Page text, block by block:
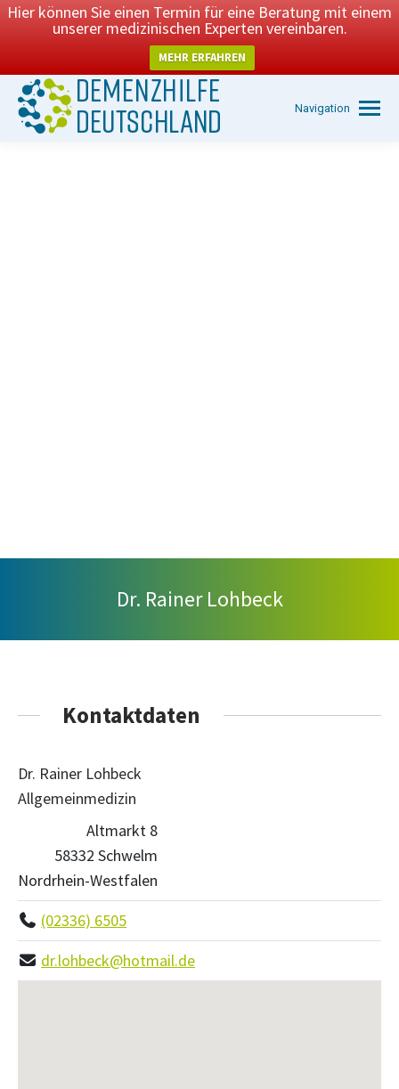
Hier können Sie einen Termin für eine Beratung mit einem
unserer medizinischen Experten vereinbaren.
MEHR ERFAHREN
Navigation
Dr. Rainer Lohbeck
Kontaktdaten
Dr. Rainer Lohbeck
Allgemeinmedizin
Altmarkt 8
58332 Schwelm
Nordrhein-Westfalen
(02336) 6505
dr.lohbeck@hotmail.de